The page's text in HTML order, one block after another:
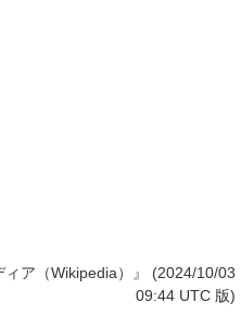
ア（Wikipedia）』 (2024/10/03
09:44 UTC 版)